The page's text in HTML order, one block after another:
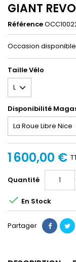
GIANT
Référence
Occasion disponible
Taille Vélo
Disponibilité
1 600,00 €
Quantité
 En Stock
Partager